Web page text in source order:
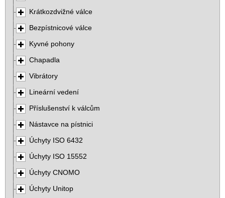
Krátkozdvižné válce
Bezpístnicové válce
Kyvné pohony
Chapadla
Vibrátory
Lineární vedení
Příslušenství k válcům
Nástavce na pístnici
Úchyty ISO 6432
Úchyty ISO 15552
Úchyty CNOMO
Úchyty Unitop